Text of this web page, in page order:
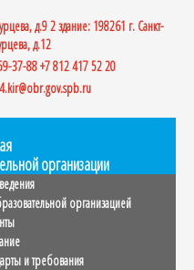
д.9 2 здание: 198261 г. Санкт-
д.12
37-88 +7 812 417 52 20
организации
организацией
и требования